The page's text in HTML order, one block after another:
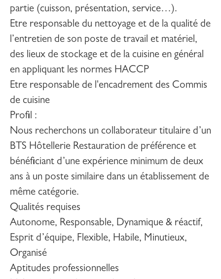
partie (cuisson, présentation, service…).
Etre responsable du nettoyage et de la qualité de
l’entretien de son poste de travail et matériel,
des lieux de stockage et de la cuisine en général
en appliquant les normes HACCP
Etre responsable de l'encadrement des Commis
de cuisine
Profil :
Nous recherchons un collaborateur titulaire d’un
BTS Hôtellerie Restauration de préférence et
bénéficiant d’une expérience minimum de deux
ans à un poste similaire dans un établissement de
même catégorie.
Qualités requises
Autonome, Responsable, Dynamique & réactif,
Esprit d’équipe, Flexible, Habile, Minutieux,
Organisé
Aptitudes professionnelles